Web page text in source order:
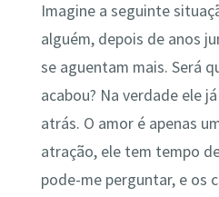
Imagine a seguinte
alguém, depois de anos
se aguentam mais. Será
acabou? Na verdade ele
atrás. O amor é apenas
atração, ele tem tempo
pode-me perguntar, e os